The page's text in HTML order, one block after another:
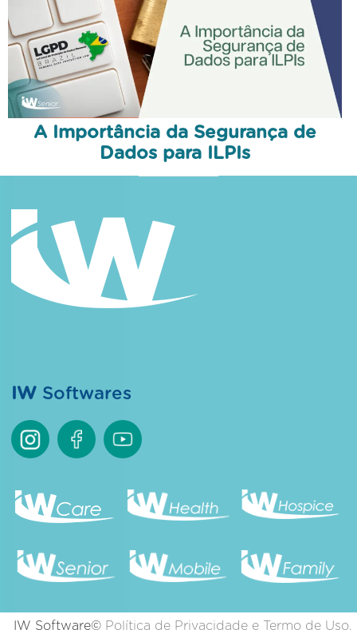
A Importância da Segurança de
Dados para ILPIs
IW Softwares
IW Software© Política de Privacidade e Termo de Uso.